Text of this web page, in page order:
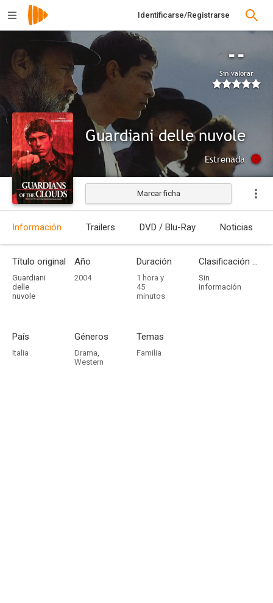
Identificarse/Registrarse
--
Sin valorar
Guardiani delle nuvole
Estrenada
Marcar ficha
Información Trailers DVD / Blu-Ray Noticias
Título original
Guardiani
delle
nuvole
Año
2004
Duración
1 hora y
45
minutos
Clasificación por edades
Sin
información
País
Italia
Géneros
Drama,
Western
Temas
Familia